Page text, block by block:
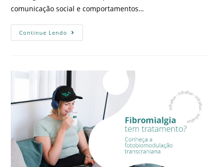
comunicação social e comportamentos…
Continue Lendo